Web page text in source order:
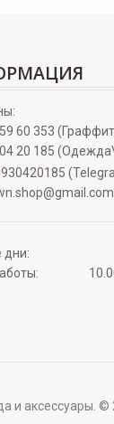
60 353
20 185
дни:
аксессуары. ©